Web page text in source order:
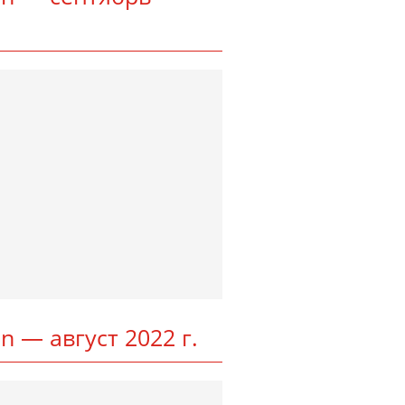
— август 2022 г.